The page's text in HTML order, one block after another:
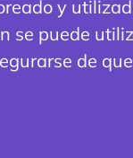
y
se puede
de